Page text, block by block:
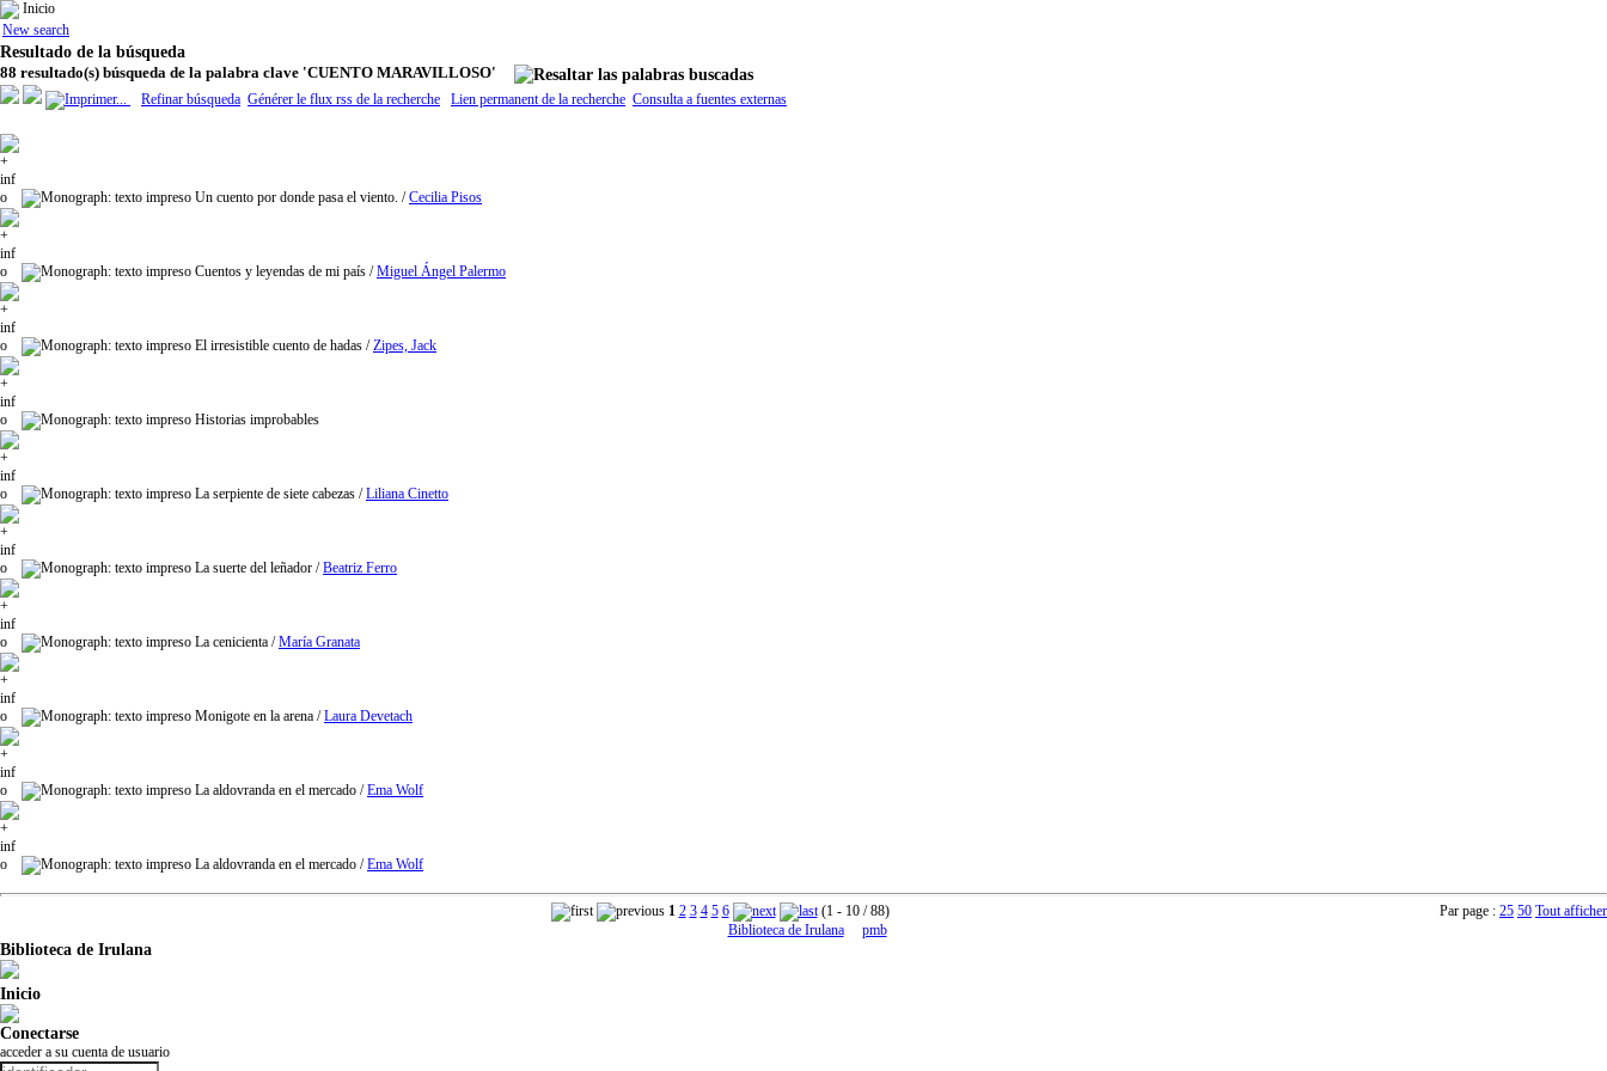
Inicio
New search
Resultado de la búsqueda
88 resultado(s) búsqueda de la palabra clave 'CUENTO MARAVILLOSO'
Refinar búsqueda Générer le flux rss de la recherche Lien permanent de la recherche Consulta a fuentes externas
Un cuento por donde pasa el viento. /Cecilia Pisos
Cuentos y leyendas de mi país /Miguel Ángel Palermo
El irresistible cuento de hadas / Zipes, Jack
Historias improbables
La serpiente de siete cabezas /Liliana Cinetto
La suerte del leñador /Beatriz Ferro
La cenicienta /María Granata
Monigote en la arena /Laura Devetach
La aldovranda en el mercado /Ema Wolf
La aldovranda en el mercado /Ema Wolf
1 2 3 4 5 6 (1 - 10 / 88) Par page : 25 50 Tout afficher
Biblioteca de Irulana
pmb
Biblioteca de Irulana
Inicio
Conectarse
acceder a su cuenta de usuario